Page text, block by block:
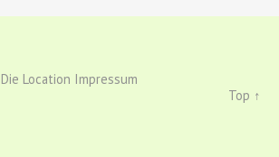
Die Location Impressum
Top ↑